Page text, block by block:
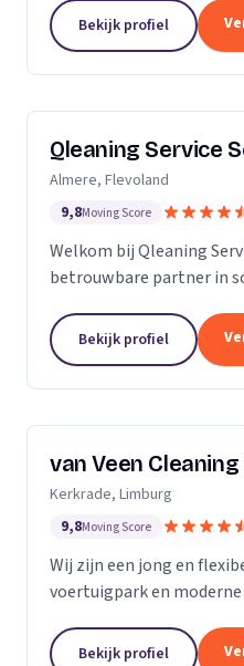
zijn Stel op Sprong
en...
Bekijk profiel
Qleaning Service
Almere, Flevoland
9,8Moving Score
Welkom bij Qleaning
betrouwbare partner in
ernaar om de standaard
te...
Bekijk profiel
van Veen
Kerkrade, Limburg
9,8Moving Score
Wij zijn een jong en
voertuigpark en
zowel voor Particulier als
Bekijk profiel